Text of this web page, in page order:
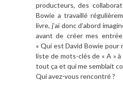
producteurs, des
Bowie a travaillé
livre, j’ai donc d’abord
avant de créer mes
« Qui est David Bowie pour
liste de mots-clés de « A »
tout ça et qui me semblait
Qui avez-vous rencontré?